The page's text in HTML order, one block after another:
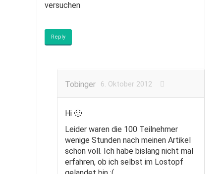
versuchen
Reply
Tobinger 6. Oktober 2012
Hi 🙂
Leider waren die 100 Teilnehmer
wenige Stunden nach meinen Artikel
schon voll. Ich habe bislang nicht mal
erfahren, ob ich selbst im Lostopf